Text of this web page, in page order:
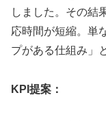
しました。その結
応時間が短縮。単
プがある仕組み」
KPI提案：